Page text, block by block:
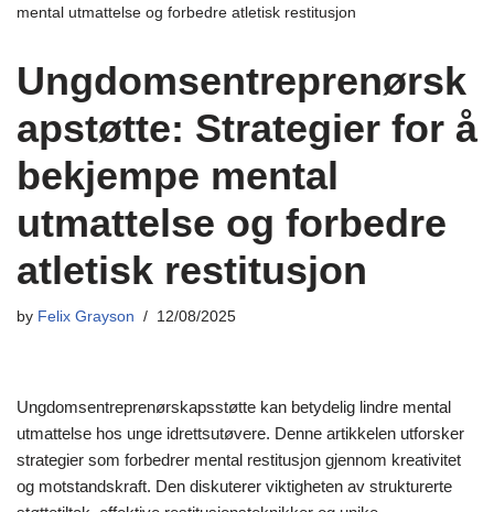
mental utmattelse og forbedre atletisk restitusjon
Ungdomsentreprenørsk
apstøtte: Strategier for å
bekjempe mental
utmattelse og forbedre
atletisk restitusjon
by Felix Grayson 12/08/2025
Ungdomsentreprenørskapsstøtte kan betydelig lindre mental
utmattelse hos unge idrettsutøvere. Denne artikkelen utforsker
strategier som forbedrer mental restitusjon gjennom kreativitet
og motstandskraft. Den diskuterer viktigheten av strukturerte